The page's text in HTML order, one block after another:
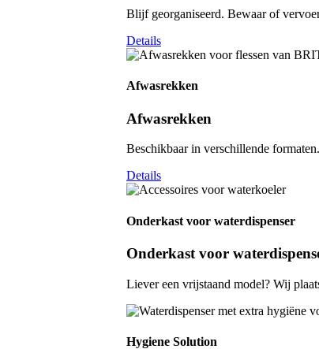
Blijf georganiseerd. Bewaar of
Details
Afwasrekken
Afwasrekken
Beschikbaar in verschillende formaten.
Details
Onderkast voor waterdispenser
Onderkast voor
Liever een vrijstaand model? Wij
Hygiene Solution